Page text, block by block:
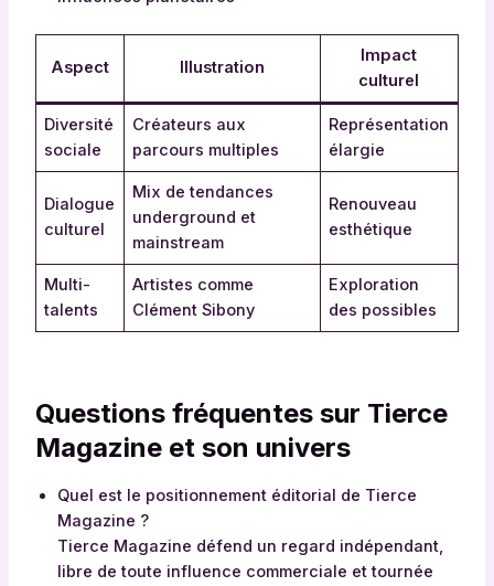
Aspect Illustration
Impact
culturel
Diversité
sociale
Créateurs aux
parcours multiples
Représentation
élargie
Dialogue
culturel
Mix de tendances
underground et
mainstream
Renouveau
esthétique
Multi-
talents
Artistes comme
Clément Sibony
Exploration
des possibles
Questions fréquentes sur Tierce
Magazine et son univers
Quel est le positionnement éditorial de Tierce
Magazine ?
Tierce Magazine défend un regard indépendant,
libre de toute influence commerciale et tournée